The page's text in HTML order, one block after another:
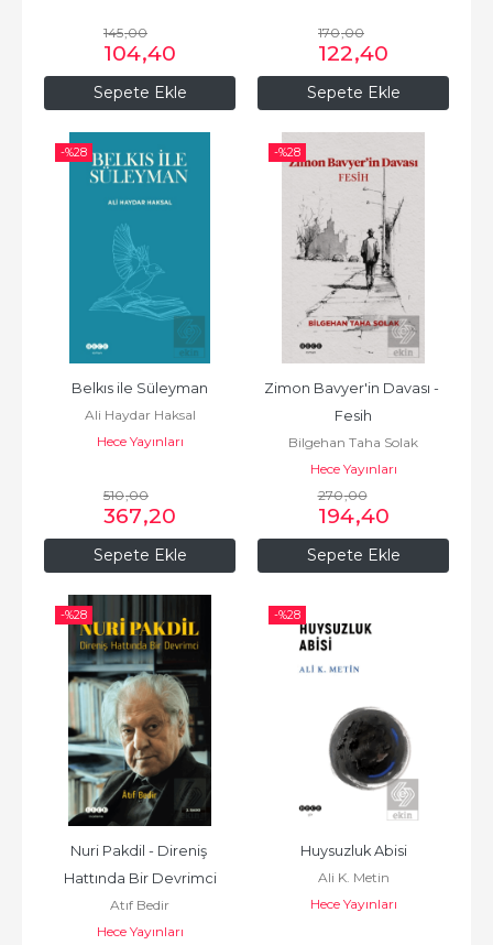
Sepete Ekle
145,00
104,40
Sepete Ekle
170,00
122,40
-%28
Sepete Ekle
Belkıs ile Süleyman
Ali Haydar Haksal
Hece Yayınları
510,00
367,20
-%28
Sepete Ekle
Zimon Bavyer'in Davası -
Fesih
Bilgehan Taha Solak
Hece Yayınları
270,00
194,40
-%28
Nuri Pakdil - Direniş
Hattında Bir Devrimci
Atıf Bedir
Hece Yayınları
-%28
Huysuzluk Abisi
Ali K. Metin
Hece Yayınları